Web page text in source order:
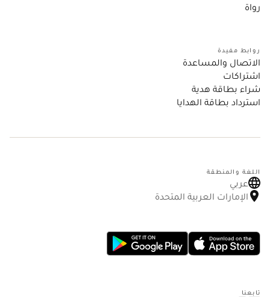
رواة
روابط مفيدة
الاتصال والمساعدة
اشتراكات
شراء بطاقة هدية
استرداد بطاقة الهدايا
اللغة والمنطقة
عربي
الإمارات العربية المتحدة
تابعنا